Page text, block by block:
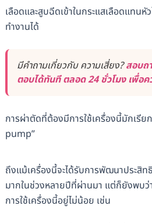
เลือดและสูบฉีดเข้าในกระแสเลือดแทนหั
ทำงานได้
มีคำถามเกี่ยวกับ ความเสี่ยง?สอบถ
ตอบได้ทันที ตลอด 24 ชั่วโมง เพื่อ
การผ่าตัดที่ต้องมีการใช้เครื่องนี้มักเรีย
pump”
ถึงแม้เครื่องนี้จะได้รับการพัฒนาประสิ
มากในช่วงหลายปีที่ผ่านมา แต่ก็ยังพบ
การใช้เครื่องนี้อยู่ไม่น้อย เช่น